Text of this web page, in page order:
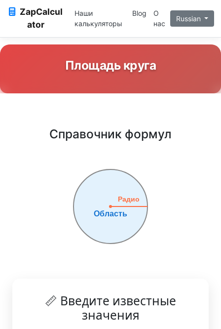
ZapCalcul
ator
Наши
калькуляторы
Blog
О
нас
Russian
Площадь круга
📏 Введите известные
значения
Справочник формул
Радио
Область